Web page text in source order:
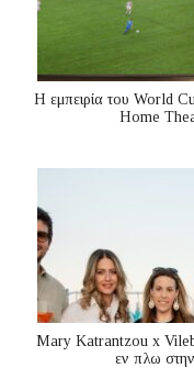
Η εμπειρία του World
Home
Mary Katrantzou x
εν πλω